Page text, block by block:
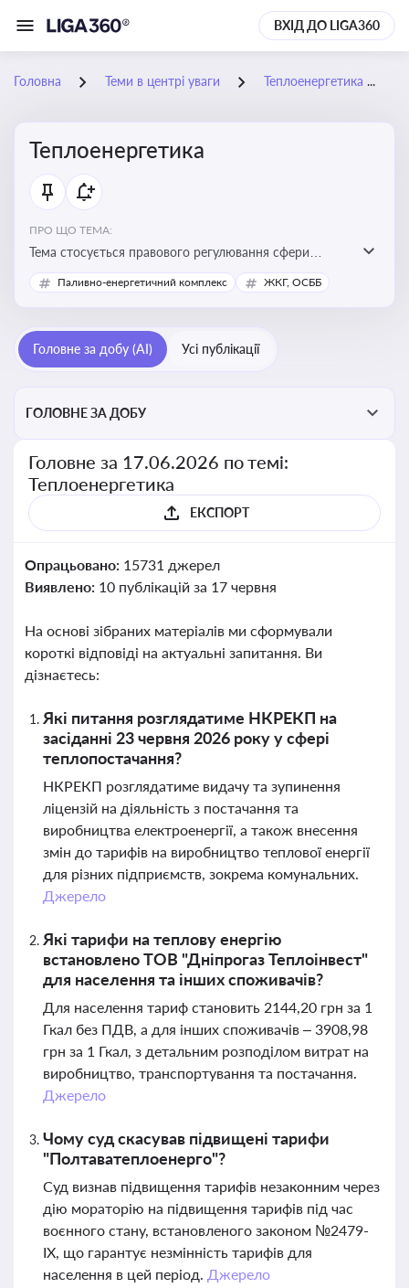
ВХІД ДО LIGA360
Головна Теми в центрі уваги Теплоенергетика
Теплоенергетика
ПРО ЩО ТЕМА:
Тема стосується правового регулювання сфери
теплопостачання в Україні, що є важливою для
енергетичної безпеки, економіки підприємств та
комунальних послуг
Паливно-енергетичний комплекс ЖКГ, ОСББ
Головне за добу (AI) Усі публікації
ГОЛОВНЕ ЗА ДОБУ
Головне за 17.06.2026 по темі:
Теплоенергетика
ЕКСПОРТ
Опрацьовано: 15731 джерел
Виявлено: 10 публікацій за 17 червня
На основі зібраних матеріалів ми сформували
короткі відповіді на актуальні запитання. Ви
дізнаєтесь:
Які питання розглядатиме НКРЕКП на
засіданні 23 червня 2026 року у сфері
теплопостачання?
НКРЕКП розглядатиме видачу та зупинення
ліцензій на діяльність з постачання та
виробництва електроенергії, а також внесення
змін до тарифів на виробництво теплової енергії
для різних підприємств, зокрема комунальних.
Джерело
Які тарифи на теплову енергію
встановлено ТОВ "Дніпрогаз Теплоінвест"
для населення та інших споживачів?
Для населення тариф становить 2144,20 грн за 1
Гкал без ПДВ, а для інших споживачів – 3908,98
грн за 1 Гкал, з детальним розподілом витрат на
виробництво, транспортування та постачання.
Джерело
Чому суд скасував підвищені тарифи
"Полтаватеплоенерго"?
Суд визнав підвищення тарифів незаконним через
дію мораторію на підвищення тарифів під час
воєнного стану, встановленого законом №2479-
IX, що гарантує незмінність тарифів для
населення в цей період. Джерело